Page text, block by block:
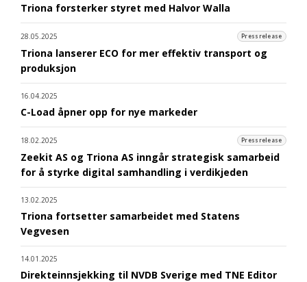
Triona forsterker styret med Halvor Walla
28.05.2025 Pressrelease
Triona lanserer ECO for mer effektiv transport og
produksjon
16.04.2025
C-Load åpner opp for nye markeder
18.02.2025 Pressrelease
Zeekit AS og Triona AS inngår strategisk samarbeid
for å styrke digital samhandling i verdikjeden
13.02.2025
Triona fortsetter samarbeidet med Statens
Vegvesen
14.01.2025
Direkteinnsjekking til NVDB Sverige med TNE Editor